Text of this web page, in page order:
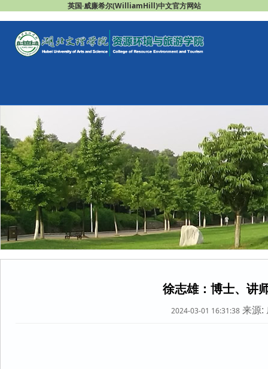
英国·威廉希尔(WilliamHill)中文官方网站
徐志雄：博士、讲
2024-03-01 16:31:38来源: